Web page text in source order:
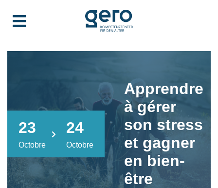
23
Octobre
24
Octobre
Apprendre
à gérer
son stress
et gagner
en bien-
être